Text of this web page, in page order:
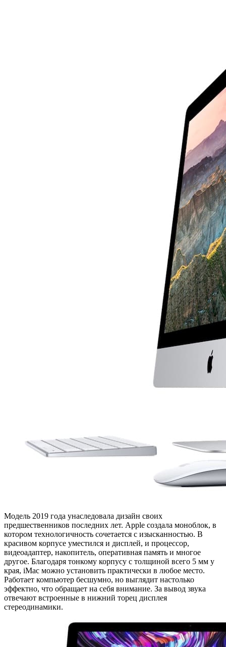
Модель 2019 года унаследовала дизайн своих
предшественников последних лет. Apple создала моноблок, в
котором технологичность сочетается с изысканностью. В
красивом корпусе уместился и дисплей, и процессор,
видеоадаптер, накопитель, оперативная память и многое
другое. Благодаря тонкому корпусу с толщиной всего 5 мм у
края, iMac можно установить практически в любое место.
Работает компьютер бесшумно, но выглядит настолько
эффектно, что обращает на себя внимание. За вывод звука
отвечают встроенные в нижний торец дисплея
стереодинамики.